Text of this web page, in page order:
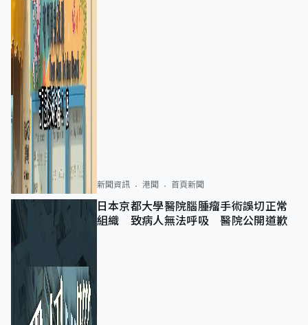
新聞資訊 港聞 首頁新聞
日本京都大學醫院腦腫瘤手術誤切正常
組織 致病人無法呼吸 醫院公開道歉